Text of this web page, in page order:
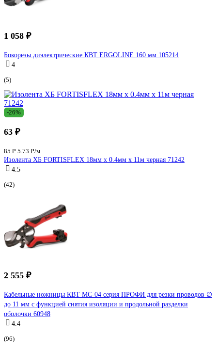
1 058 ₽
Бокорезы диэлектрические КВТ ERGOLINE 160 мм 105214
4
(5)
-26%
63 ₽
85 ₽ 5.73 ₽/м
Изолента ХБ FORTISFLEX 18мм х 0.4мм х 11м черная 71242
4.5
(42)
2 555 ₽
Кабельные ножницы КВТ MC-04 серия ПРОФИ для резки проводов ∅
до 11 мм с функцией снятия изоляции и продольной разделки
оболочки 60948
4.4
(96)